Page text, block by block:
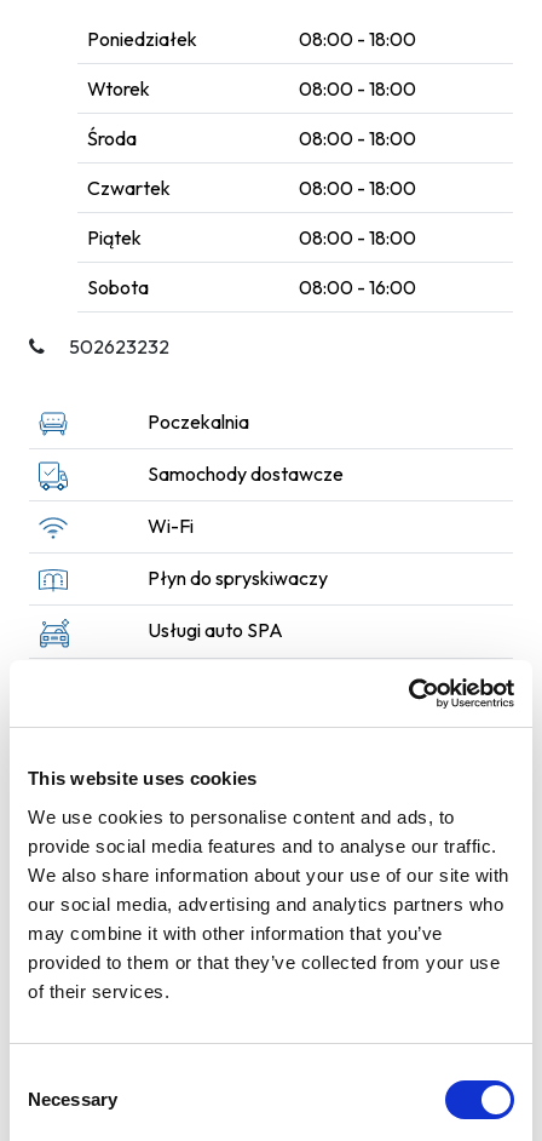
This website uses cookies
We use cookies to personalise content and ads, to
provide social media features and to analyse our traffic.
We also share information about your use of our site with
our social media, advertising and analytics partners who
may combine it with other information that you’ve
provided to them or that they’ve collected from your use
of their services.
Selection
Necessary
Poniedziałek 08:00 - 18:00
Wtorek 08:00 - 18:00
Środa 08:00 - 18:00
Czwartek 08:00 - 18:00
Piątek 08:00 - 18:00
Sobota 08:00 - 16:00
502623232
Poczekalnia
Samochody dostawcze
Wi-Fi
Płyn do spryskiwaczy
Usługi auto SPA
Max. wysokość: 300 cm
miejsce stworzone z pasji do czystości i dbałości o każdy
detal Twojego samochodu. Nasza Myjnia oferuje
kompleksowe usługi mycia i pielęgnacji aut, skierowane
zarówno do klientów indywidualnych, jak i firm. Nasza
specjalność to ręczne mycie karoserii oraz kompleksowe
czyszczenie wnętrza – dokładne, precyzyjne i w 100%
bezpieczne dla lakieru oraz tapicerki. Dzięki zastosowaniu
gwarantujemy efekt, który zadowoli nawet najbardziej
wymagających kierowców. W ofercie Myjni Perła